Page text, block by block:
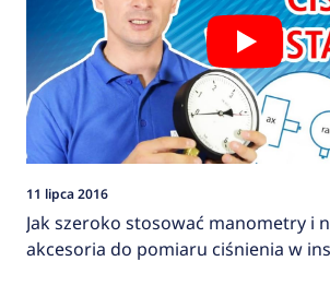
11 lipca 2016
Jak szeroko stosować manometry i
akcesoria do pomiaru ciśnienia w